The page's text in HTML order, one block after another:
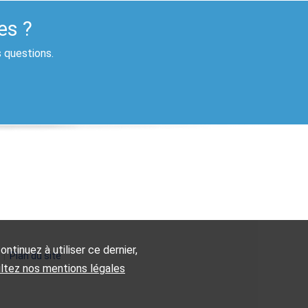
?
|Plan du siteà utiliser ce dernier,
nos mentions légales